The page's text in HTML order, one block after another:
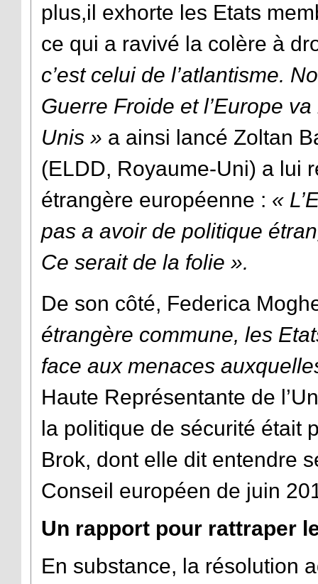
plus,il exhorte les Etats
ce qui a ravivé la colère à
c’est celui de l’atlantisme.
Guerre Froide et l’Europe
Unis » a ainsi lancé Zoltan
(ELDD, Royaume-Uni) a lui
étrangère européenne : «
pas a avoir de politique
Ce serait de la folie ».
De son côté, Federica
étrangère commune, les
face aux menaces
Haute Représentante de
la politique de sécurité était
Brok, dont elle dit entendre
Conseil européen de juin
Un rapport pour rattraper
En substance, la résolution